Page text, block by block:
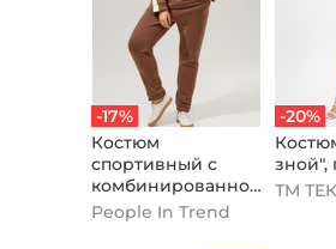
-17%
Костюм
спортивный с
комбинированной
вставкой,
кофейный
People In Trend
-20%
зной",
ТМ